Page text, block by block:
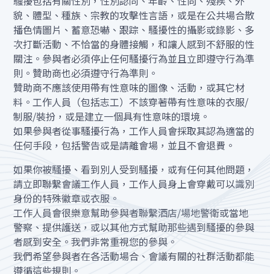
貌、體型、種族、宗教的攻擊性言語，或是在公共場合散
播色情圖片、蓄意恐嚇、跟踪、騷擾性的攝影或錄影、多
次打斷活動、不恰當的身體接觸，和讓人感到不舒服的性
關注。參與者必須停止任何騷擾行為並且立即遵守行為準
則。贊助商也必須遵守行為準則。
贊助商不應該使用帶有性意味的圖像、活動，或其它材
料。工作人員（包括志工）不該穿著帶有性意味的衣服/
制服/裝扮，或是建立一個具有性意味的環境。
如果參與者從事騷擾行為，工作人員會採取其認為適當的
任何手段，包括警告或是請離會場，並且不會退費。
如果你被騷擾、看到別人受到騷擾，或有任何其他問題，
請立即聯繫會議工作人員，工作人員身上會穿戴可以識別
身份的特殊徽章或衣服。
工作人員會很樂意幫助參與者聯繫酒店/場地警衛或當地
警察、提供護送，或以其他方式幫助那些遇到騷擾的參與
者感到安全。我們非常重視您的參與。
我們希望參與者在各活動場合、會議有關的社群活動都能
遵循這些規則。